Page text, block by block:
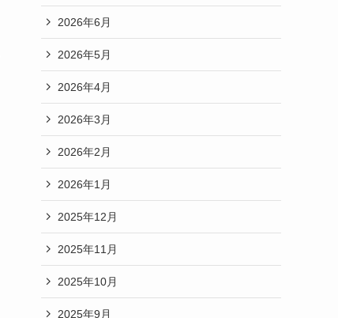
2026年6月
2026年5月
2026年4月
2026年3月
2026年2月
2026年1月
2025年12月
2025年11月
2025年10月
2025年9月